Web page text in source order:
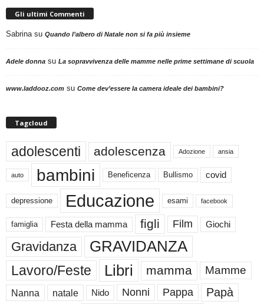
Gli ultimi Commenti
Sabrinasu Quando l’albero di Natale non si fa più insieme
Adele donna su La sopravvivenza delle mamme nelle prime settimane di scuola
www.laddooz.com su Come dev’essere la camera ideale dei bambini?
Tagcloud
adolescenti adolescenza Adozione ansia
auto bambini Beneficenza Bullismo covid
depressione Educazione esami facebook
famiglia Festa della mamma figli Film Giochi
Gravidanza GRAVIDANZA
Lavoro/Feste Libri mamma Mamme
Nanna natale Nido Nonni Pappa Papà